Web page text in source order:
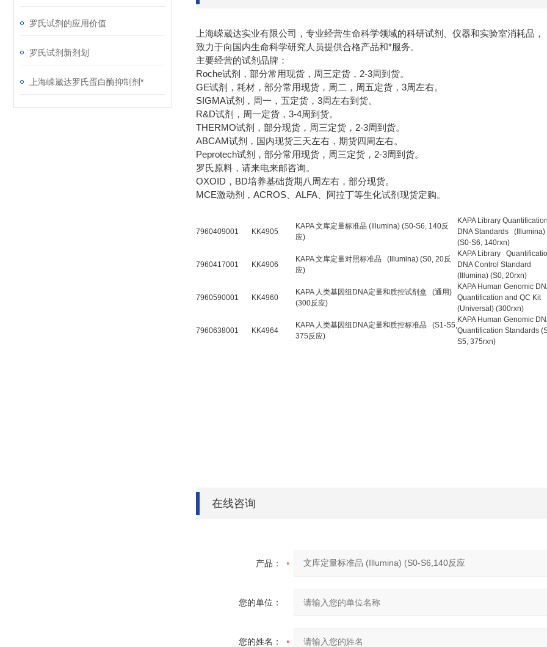
罗氏试剂的应用价值
罗氏试剂新剂划
上海嵘崴达罗氏蛋白酶抑制剂*
上海嵘崴达实业有限公司，专业经营生命科学领域的科研试剂、仪器和实验室消耗品，
致力于向国内生命科学研究人员提供合格产品和*服务。
主要经营的试剂品牌：
Roche试剂，部分常用现货，周三定货，2-3周到货。
GE试剂，耗材，部分常用现货，周二，周五定货，3周左右。
SIGMA试剂，周一，五定货，3周左右到货。
R&D试剂，周一定货，3-4周到货。
THERMO试剂，部分现货，周三定货，2-3周到货。
ABCAM试剂，国内现货三天左右，期货四周左右。
Peprotech试剂，部分常用现货，周三定货，2-3周到货。
罗氏原料，请来电来邮咨询。
OXOID，BD培养基础货期八周左右，部分现货。
MCE激动剂，ACROS、ALFA、阿拉丁等生化试剂现货定购。
7960409001 KK4905
KAPA 文库定量标准品 (Illumina) (S0-S6, 140反
应)
KAPA Library Quantification
DNA Standards (Illumina)
(S0-S6, 140rxn)
7960417001 KK4906
KAPA 文库定量对照标准品 (Illumina) (S0, 20反
应)
KAPA Library
DNA Control Standard
(Illumina) (S0, 20rxn)
7960590001 KK4960
KAPA 人类基因组DNA定量和质控试剂盒 (通用)
(300反应)
KAPA Human Genomic
Quantification and QC Kit
(Universal) (300rxn)
7960638001 KK4964
KAPA 人类基因组DNA定量和质控标准品 (S1-S5,
375反应)
KAPA Human Genomic
Quantification Standards
S5, 375rxn)
在线咨询
产品：
您的单位：
您的姓名：